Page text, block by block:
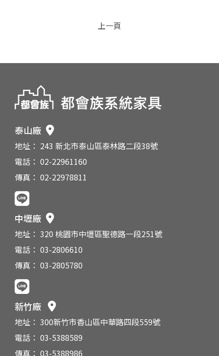
上一頁
泰山廠
地址： 243 新北市泰山區泰林路二段38號
電話： 02-22961160
傳真： 02-22978811
中壢廠
地址： 320 桃園市中壢區聖德路一段251號
電話： 03-2806610
傳真： 03-2805780
新竹廠
地址： 300新竹市香山區中華路四段559號
電話： 03-5388589
傳真： 03-5388986